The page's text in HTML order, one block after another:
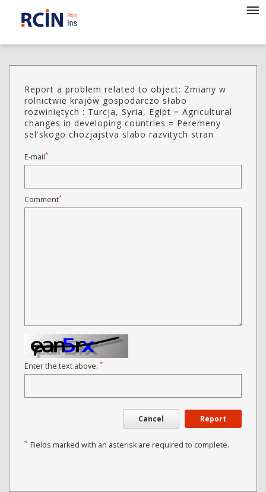
Report a problem related to object: Zmiany w
rolnictwie krajów gospodarczo słabo
rozwiniętych : Turcja, Syria, Egipt = Agricultural
changes in developing countries = Peremeny
sel'skogo chozjajstva slabo razvitych stran
E-mail*
Comment*
Enter the text above. *
Cancel Report
* Fields marked with an asterisk are required to complete.